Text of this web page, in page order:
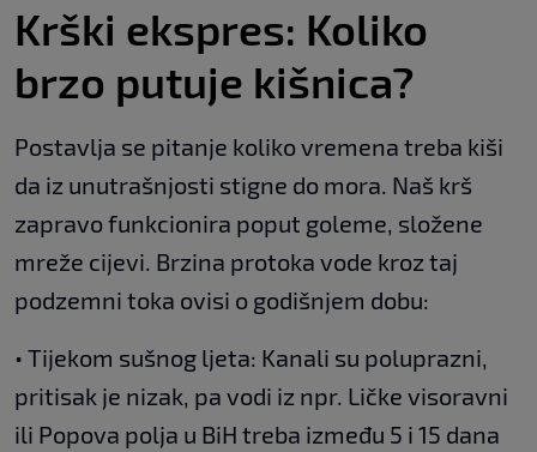
Krški ekspres: Koliko
brzo putuje kišnica?
Postavlja se pitanje koliko vremena treba kiši
da iz unutrašnjosti stigne do mora. Naš krš
zapravo funkcionira poput goleme, složene
mreže cijevi. Brzina protoka vode kroz taj
podzemni toka ovisi o godišnjem dobu:
• Tijekom sušnog ljeta: Kanali su poluprazni,
pritisak je nizak, pa vodi iz npr. Ličke visoravni
ili Popova polja u BiH treba između 5 i 15 dana